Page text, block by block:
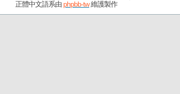
正體中文語系由 phpbb-tw維護製作